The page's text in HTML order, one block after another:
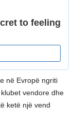
në Evropë ngriti
vendore dhe
ketë një vend